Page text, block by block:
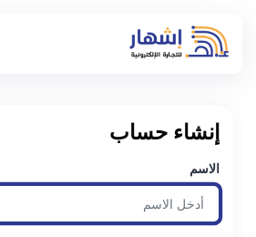
إنشاء حساب
الاسم